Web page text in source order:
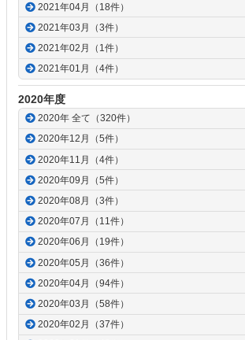
2021年04月（18件）
2021年03月（3件）
2021年02月（1件）
2021年01月（4件）
2020年度
2020年 全て（320件）
2020年12月（5件）
2020年11月（4件）
2020年09月（5件）
2020年08月（3件）
2020年07月（11件）
2020年06月（19件）
2020年05月（36件）
2020年04月（94件）
2020年03月（58件）
2020年02月（37件）